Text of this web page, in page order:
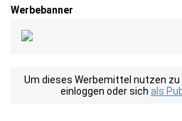
Werbebanner
Um dieses Werbemittel nutzen zu
einloggen oder sich als